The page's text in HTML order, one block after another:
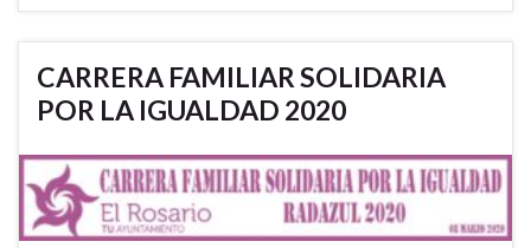
CARRERA FAMILIAR SOLIDARIA
POR LA IGUALDAD 2020